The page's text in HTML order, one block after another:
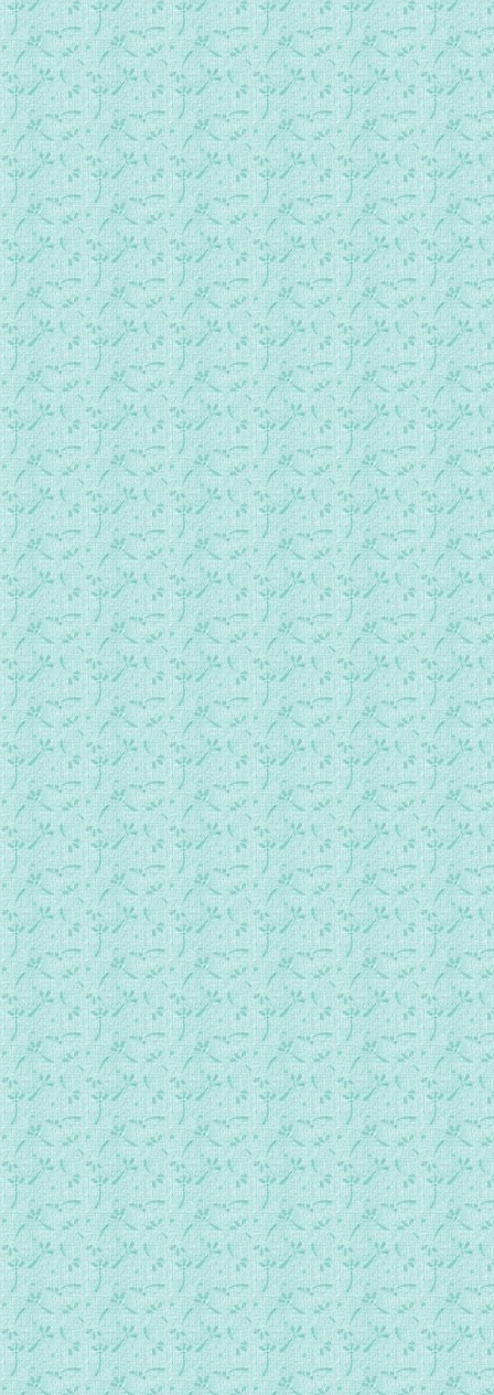
每日一勉 0206.mp3
每日一勉 0207.mp3
每日一勉 0208.mp3
每日一勉 0209.mp3
每日一勉 0210.mp3
每日一勉 0211.mp3
每日一勉 0212.mp3
每日一勉 0213.mp3
每日一勉 0214.mp3
每日一勉 0215.mp3
每日一勉 0216.mp3
每日一勉 0217.mp3
每日一勉 0218.mp3
每日一勉 0219.mp3
每日一勉 0220.mp3
每日一勉 0221.mp3
每日一勉 0222.mp3
每日一勉 0223.mp3
每日一勉 0224.mp3
每日一勉 0225.mp3
每日一勉 0226.mp3
每日一勉 0227.mp3
每日一勉 0228.mp3
每日一勉 0229.mp3
每日一勉 0301.mp3
每日一勉 0302.mp3
每日一勉 0303.mp3
每日一勉 0304.mp3
每日一勉 0305.mp3
每日一勉 0306.mp3
每日一勉 0307.mp3
每日一勉 0308.mp3
每日一勉 0309.mp3
每日一勉 0310.mp3
每日一勉 0311.mp3
每日一勉 0312.mp3